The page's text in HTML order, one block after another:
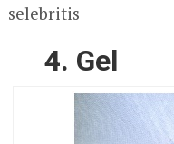
selebritis
4. Gel